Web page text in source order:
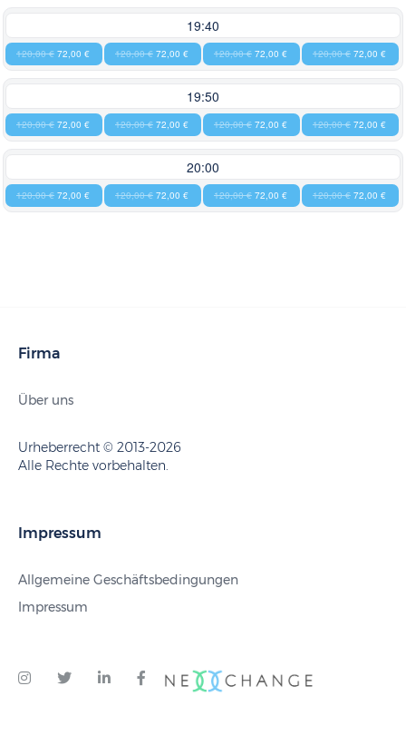
19:40
120,00 € 72,00 € 120,00 € 72,00 € 120,00 € 72,00 € 120,00 € 72,00 €
19:50
120,00 € 72,00 € 120,00 € 72,00 € 120,00 € 72,00 € 120,00 € 72,00 €
20:00
120,00 € 72,00 € 120,00 € 72,00 € 120,00 € 72,00 € 120,00 € 72,00 €
Firma
Über uns
Urheberrecht © 2013-2026
Alle Rechte vorbehalten.
Impressum
Allgemeine Geschäftsbedingungen
Impressum